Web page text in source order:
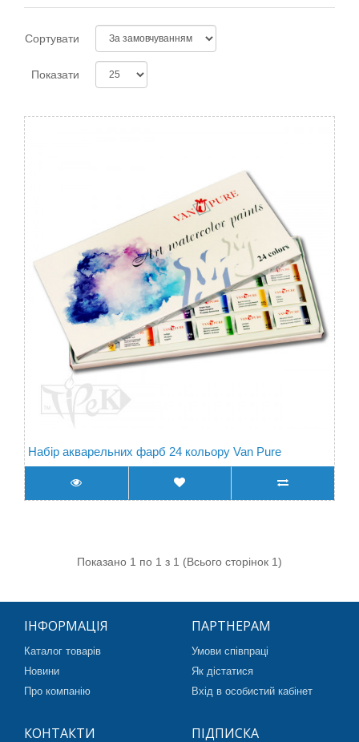
Сортувати
Показати
Набір акварельних фарб 24 кольору Van Pure
Показано 1 по 1 з 1 (Всього сторінок 1)
ІНФОРМАЦІЯ
Каталог товарів
Новини
Про компанію
ПАРТНЕРАМ
Умови співпраці
Як дістатися
Вхід в особистий кабінет
КОНТАКТИ ПІДПИСКА